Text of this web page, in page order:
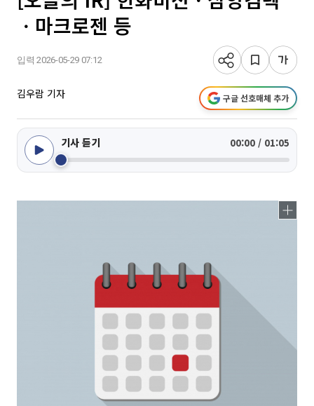
ㆍ마크로젠 등
입력 2026-05-29 07:12
김우람 기자 구글 선호매체 추가
기사 듣기 00:00 / 01:05